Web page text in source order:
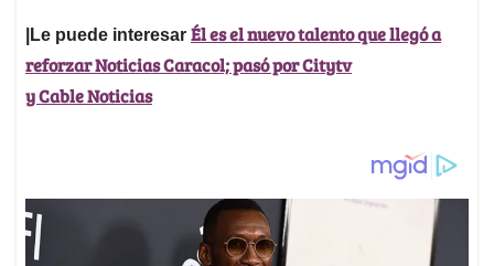
|Le puede interesar Él es el nuevo talento que llegó a
reforzar Noticias Caracol; pasó por Citytv
y Cable Noticias